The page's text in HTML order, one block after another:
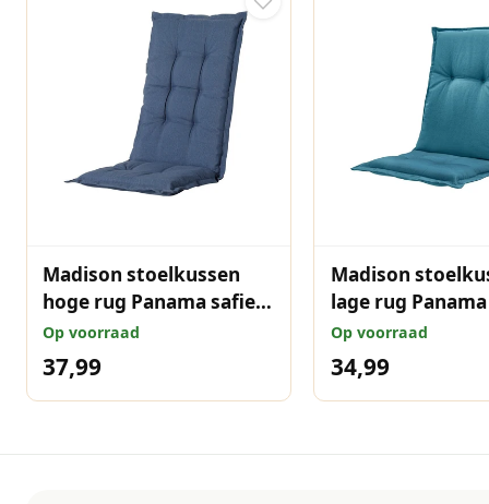
Madison stoelkussen
hoge rug Panama safier
blue 123x50 cm
Op voorraad
37,99
Madison
lage rug
blue 105x50 cm
Op voorraad
34,99